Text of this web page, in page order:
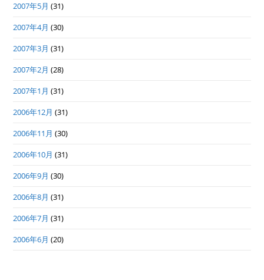
2007年5月 (31)
2007年4月 (30)
2007年3月 (31)
2007年2月 (28)
2007年1月 (31)
2006年12月 (31)
2006年11月 (30)
2006年10月 (31)
2006年9月 (30)
2006年8月 (31)
2006年7月 (31)
2006年6月 (20)